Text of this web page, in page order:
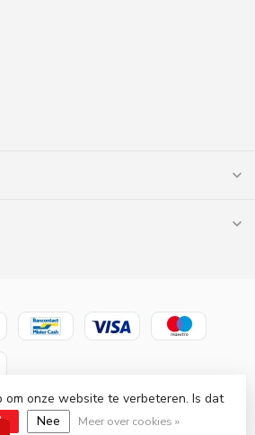
.nl - Grootste in elektrische
Officiële Quality Heating
om onze website te verbeteren. Is dat
Nee Meer over cookies »